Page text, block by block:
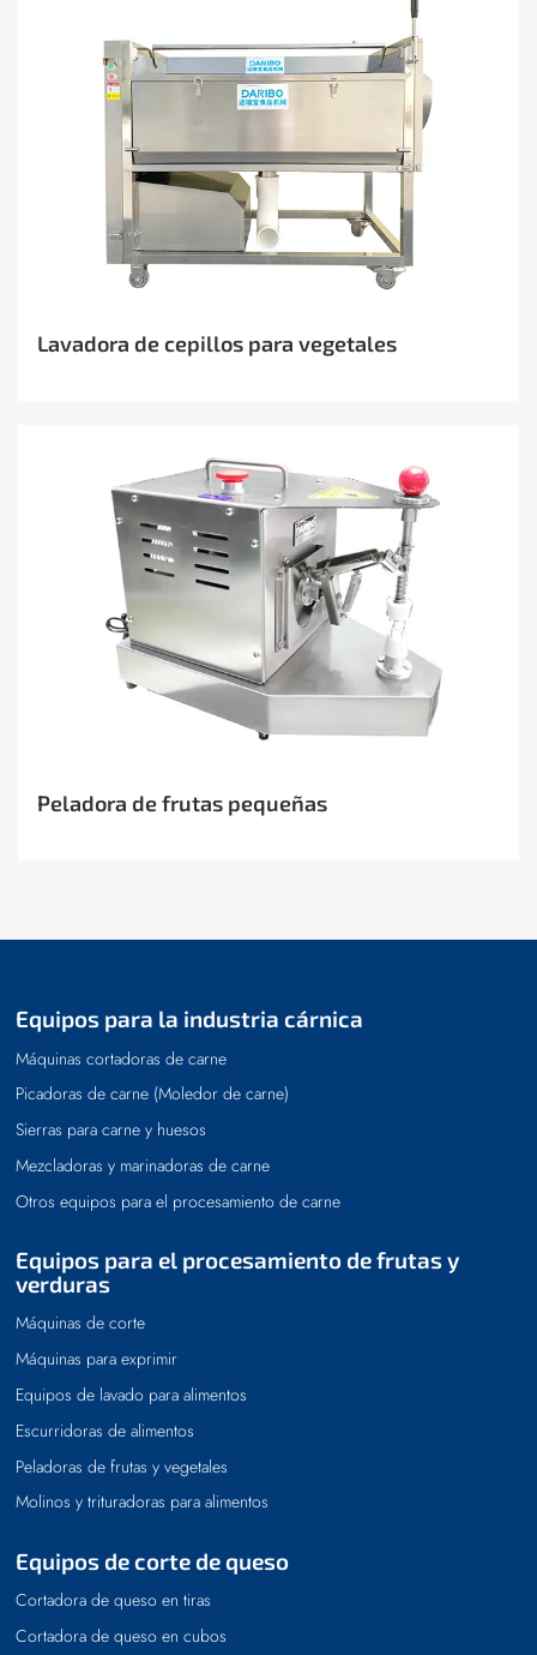
Lavadora de cepillos para vegetales
Peladora de frutas pequeñas
Equipos para la industria cárnica
Máquinas cortadoras de carne
Picadoras de carne (Moledor de carne)
Sierras para carne y huesos
Mezcladoras y marinadoras de carne
Otros equipos para el procesamiento de carne
Equipos para el procesamiento de frutas y
verduras
Máquinas de corte
Máquinas para exprimir
Equipos de lavado para alimentos
Escurridoras de alimentos
Peladoras de frutas y vegetales
Molinos y trituradoras para alimentos
Equipos de corte de queso
Cortadora de queso en tiras
Cortadora de queso en cubos